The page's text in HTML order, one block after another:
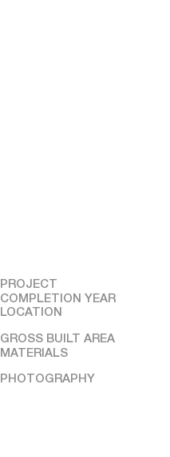
PROJECT
COMPLETION YEAR
LOCATION
GROSS BUILT AREA
MATERIALS
PHOTOGRAPHY